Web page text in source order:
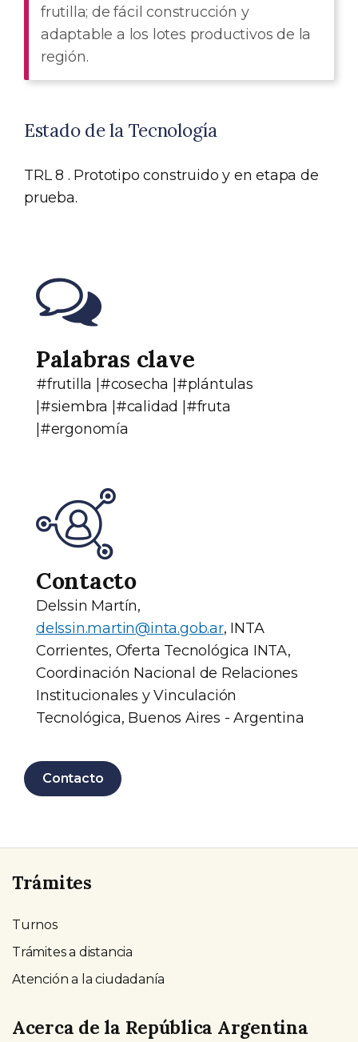
frutilla; de fácil construcción y
adaptable a los lotes productivos de la
región.
Estado de la Tecnología
TRL 8 . Prototipo construido y en etapa de
prueba.
Palabras clave
#frutilla |#cosecha |#plántulas
|#siembra |#calidad |#fruta
|#ergonomía
Contacto
Delssin Martín,
delssin.martin@inta.gob.ar, INTA
Corrientes, Oferta Tecnológica INTA,
Coordinación Nacional de Relaciones
Institucionales y Vinculación
Tecnológica, Buenos Aires - Argentina
Contacto
Trámites
Turnos
Trámites a distancia
Atención a la ciudadanía
Acerca de la República Argentina